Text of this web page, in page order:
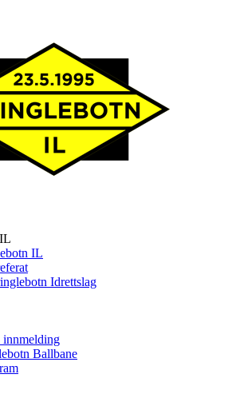
IL
Idrettslag
innmelding
Ballbane